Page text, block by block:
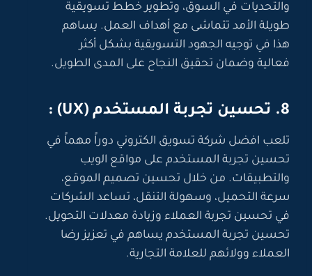
والتحديات في السوق، وتطوير خطط تسويقية
طويلة الأمد تتماشى مع أهداف العمل. يساهم
هذا في توجيه الجهود التسويقية بشكل أكثر
فعالية وضمان تحقيق النجاح على المدى الطويل.
8. تحسين تجربة المستخدم (UX) :
تلعب افضل شركة تسويق الكتروني دوراً مهماً في
تحسين تجربة المستخدم على مواقع الويب
والتطبيقات. من خلال تحسين تصميم الموقع،
سرعة التحميل، وسهولة التنقل، تساعد الشركات
في تحسين تجربة العملاء وزيادة معدلات التحويل.
تحسين تجربة المستخدم يساهم في تعزيز رضا
العملاء وولائهم للعلامة التجارية.